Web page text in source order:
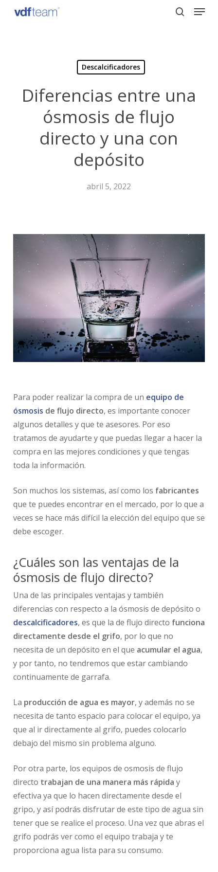
Menu
Descalcificadores
Diferencias entre una
ósmosis de flujo
directo y una con
depósito
abril 5, 2022
Para poder realizar la compra de un equipo de
ósmosis de flujo directo, es importante conocer
algunos detalles y que te asesores. Por eso
tratamos de ayudarte y que puedas llegar a hacer la
compra en las mejores condiciones y que tengas
toda la información.
Son muchos los sistemas, así como los fabricantes
que te puedes encontrar en el mercado, por lo que a
veces se hace más difícil la elección del equipo que se
debe escoger.
¿Cuáles son las ventajas de la
ósmosis de flujo directo?
Una de las principales ventajas y también
diferencias con respecto a la ósmosis de depósito o
descalcificadores, es que la de flujo directo funciona
directamente desde el grifo, por lo que no
necesita de un depósito en el que acumular el agua,
y por tanto, no tendremos que estar cambiando
continuamente de garrafa.
La producción de agua es mayor, y además no se
necesita de tanto espacio para colocar el equipo, ya
que al ir directamente al grifo, puedes colocarlo
debajo del mismo sin problema alguno.
Por otra parte, los equipos de osmosis de flujo
directo trabajan de una manera más rápida y
efectiva ya que lo hacen directamente desde el
gripo, y así podrás disfrutar de este tipo de agua sin
tener que se realice el proceso. Una vez que abras el
grifo podrás ver como el equipo trabaja y te
proporciona agua lista para su consumo.